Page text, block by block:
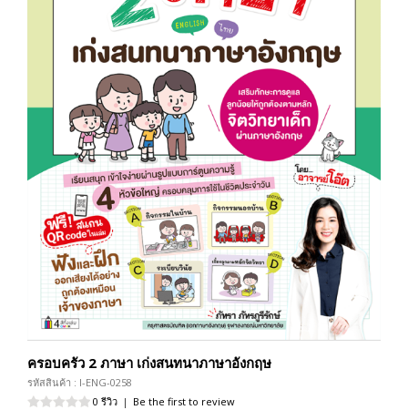
ครอบครัว 2 ภาษา เก่งสนทนาภาษาอังกฤษ
รหัสสินค้า : I-ENG-0258
0 รีวิว | Be the first to review